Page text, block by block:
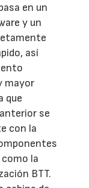
en un
y un
así
mayor
que
se
con la
como la
BTT.